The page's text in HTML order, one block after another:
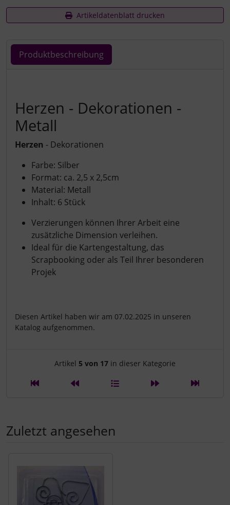
Artikeldatenblatt drucken
Produktbeschreibung
Herzen - Dekorationen -
Metall
Herzen - Dekorationen
Farbe: Silber
Format: ca. 2,5 x 2,5cm
Material: Metall
Inhalt: 6 Stück
Verzierungen können Ihrer Arbeit eine
zusätzliche Dimension verleihen.
Ideal für die Kartengestaltung, das
Scrapbooking oder als Teil Ihrer besonderen
Projek
Diesen Artikel haben wir am 07.02.2025 in unseren
Katalog aufgenommen.
Artikelnavigation innerhalb
Artikel 5 von 17 in dieser Kategorie
Zuletzt angesehen